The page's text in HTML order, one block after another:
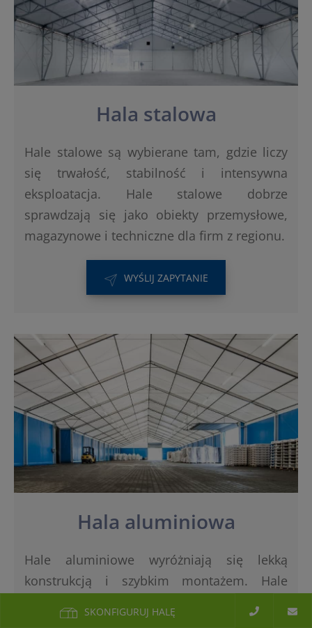
SKONFIGURUJ HALĘ
Hala stalowa
Hale stalowe są wybierane tam, gdzie liczy
się trwałość, stabilność i intensywna
eksploatacja. Hale stalowe dobrze
sprawdzają się jako obiekty przemysłowe,
magazynowe i techniczne dla firm z regionu.
WYŚLIJ ZAPYTANIE
Hala aluminiowa
Hale aluminiowe wyróżniają się lekką
konstrukcją i szybkim montażem. Hale
lub całorocznie, również jako zaplecze pod